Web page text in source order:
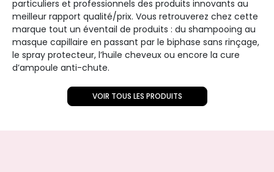
particuliers et professionnels des produits innovants au
meilleur rapport qualité/prix. Vous retrouverez chez cette
marque tout un éventail de produits : du shampooing au
masque capillaire en passant par le biphase sans rinçage,
le spray protecteur, l’huile cheveux ou encore la cure
d’ampoule anti-chute.
VOIR TOUS LES PRODUITS